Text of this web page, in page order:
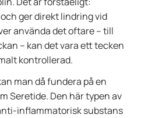
ger direkt lindring vid
använda det oftare – till
– kan det vara ett tecken
kontrollerad.
man då fundera på en
Seretide. Den här typen av
inflammatorisk substans